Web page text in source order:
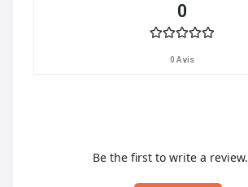
0
0 Avis
Be the first to write a review.